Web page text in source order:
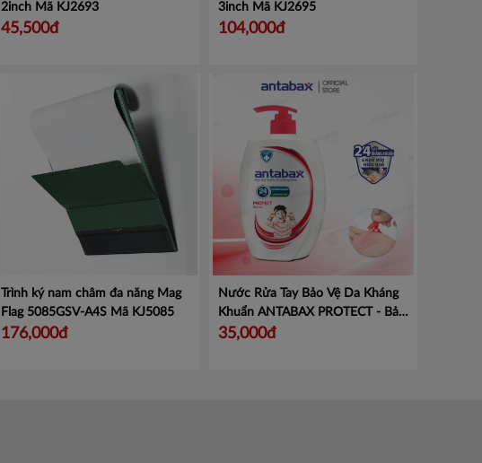
2inch Mã KJ2693
45,500đ
3inch Mã KJ2695
104,000đ
Trình ký nam châm đa năng Mag
Flag 5085GSV-A4S Mã KJ5085
176,000đ
Nước Rửa Tay Bảo Vệ Da Kháng
Khuẩn ANTABAX PROTECT - Bảo
VệMã 893 614923 01820
35,000đ